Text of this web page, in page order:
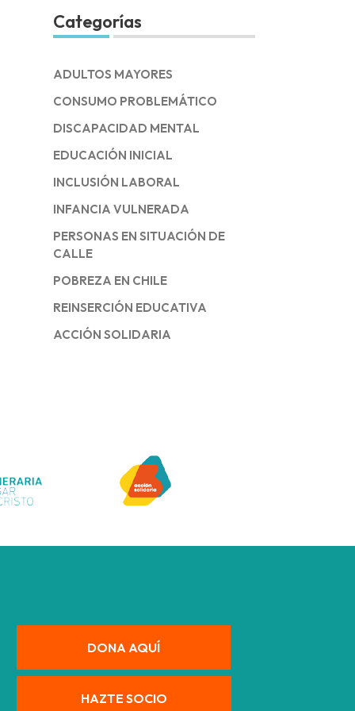
Categorías
ADULTOS MAYORES
CONSUMO PROBLEMÁTICO
DISCAPACIDAD MENTAL
EDUCACIÓN INICIAL
INCLUSIÓN LABORAL
INFANCIA VULNERADA
PERSONAS EN SITUACIÓN DE
CALLE
POBREZA EN CHILE
REINSERCIÓN EDUCATIVA
ACCIÓN SOLIDARIA
DONA AQUÍ
HAZTE SOCIO